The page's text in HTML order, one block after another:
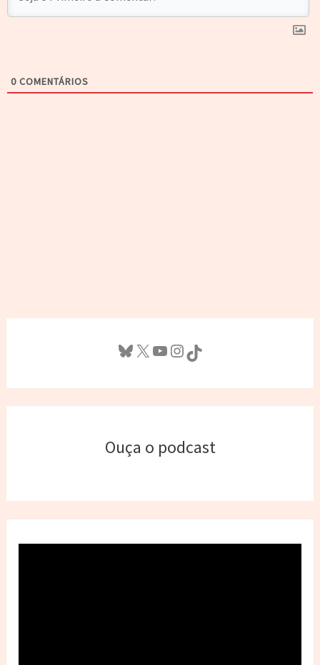
0 COMENTÁRIOS
Bluesky X Youtube InstagramTikTok
Ouça o podcast